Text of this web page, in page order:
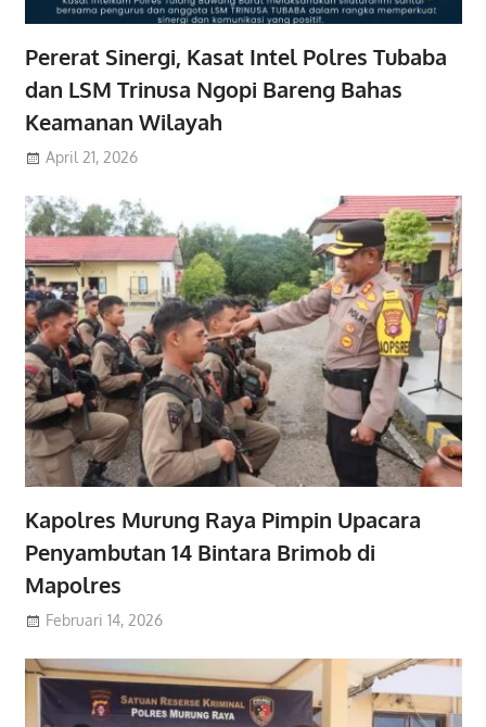
Pererat Sinergi, Kasat Intel Polres Tubaba
dan LSM Trinusa Ngopi Bareng Bahas
Keamanan Wilayah
April 21, 2026
Kapolres Murung Raya Pimpin Upacara
Penyambutan 14 Bintara Brimob di
Mapolres
Februari 14, 2026